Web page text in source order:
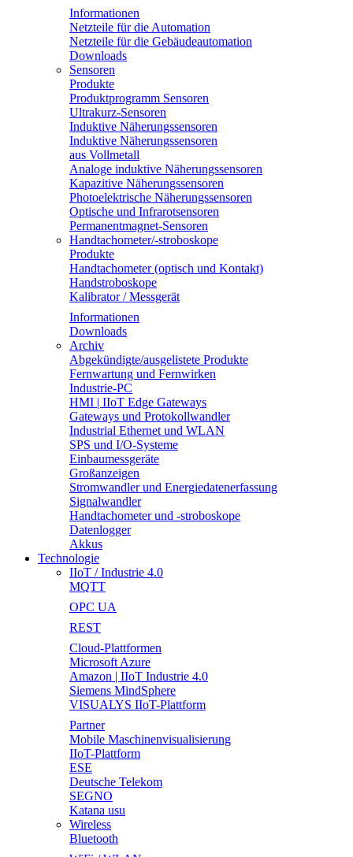
Informationen
Netzteile für die Automation
Netzteile für die Gebäudeautomation
Downloads
Sensoren
Produkte
Produktprogramm Sensoren
Ultrakurz-Sensoren
Induktive Näherungssensoren
Induktive Näherungssensoren
aus Vollmetall
Analoge induktive Näherungssensoren
Kapazitive Näherungssensoren
Photoelektrische Näherungssensoren
Optische und Infrarotsensoren
Permanentmagnet-Sensoren
Handtachometer/-stroboskope
Produkte
Handtachometer (optisch und Kontakt)
Handstroboskope
Kalibrator / Messgerät
Informationen
Downloads
Archiv
Abgekündigte/ausgelistete Produkte
Fernwartung und Fernwirken
Industrie-PC
HMI | IIoT Edge Gateways
Gateways und Protokollwandler
Industrial Ethernet und WLAN
SPS und I/O-Systeme
Einbaumessgeräte
Großanzeigen
Stromwandler und Energiedatenerfassung
Signalwandler
Handtachometer und -stroboskope
Datenlogger
Akkus
Technologie
IIoT / Industrie 4.0
MQTT
OPC UA
REST
Cloud-Plattformen
Microsoft Azure
Amazon | IIoT Industrie 4.0
Siemens MindSphere
VISUALYS IIoT-Plattform
Partner
Mobile Maschinenvisualisierung
IIoT-Plattform
ESE
Deutsche Telekom
SEGNO
Katana usu
Wireless
Bluetooth